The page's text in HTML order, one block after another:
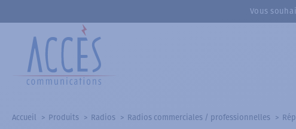
Vous
Accueil Produits Radios Radios commerciales / professionnelles